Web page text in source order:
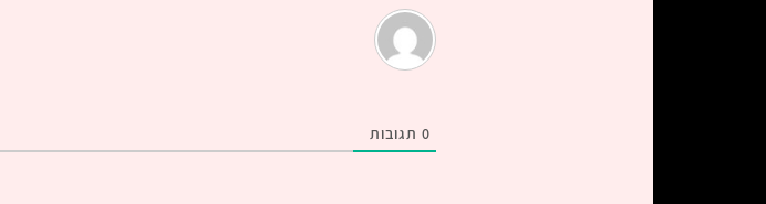
0 תגובות